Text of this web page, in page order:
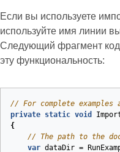
Если вы используете
используйте имя линии
Следующий фрагмент
эту функциональность:
// For complete
private static void
{
// The path to the
var dataDir =